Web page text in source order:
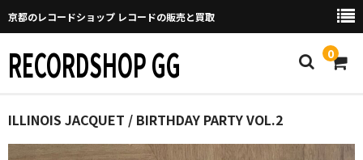
京都のレコードショップ レコードの販売と買取
RECORDSHOP GG 0
Home
マイページ
ILLINOIS JACQUET / BIRTHDAY PARTY VOL.2